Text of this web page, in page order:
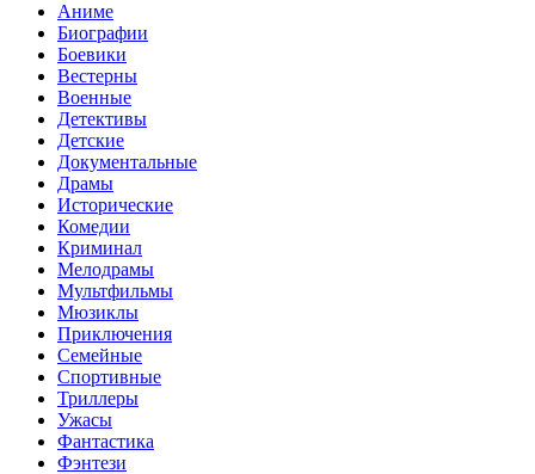
Аниме
Биографии
Боевики
Вестерны
Военные
Детективы
Детские
Документальные
Драмы
Исторические
Комедии
Криминал
Мелодрамы
Мультфильмы
Мюзиклы
Приключения
Семейные
Спортивные
Триллеры
Ужасы
Фантастика
Фэнтези